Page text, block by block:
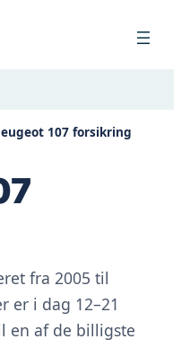
107 forsikring
fra 2005 til
er i dag 12–21
en af de billigste